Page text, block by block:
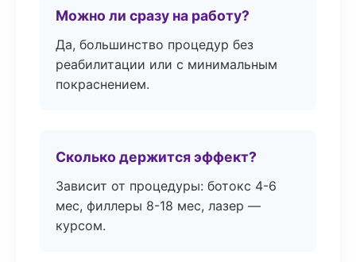
Можно ли сразу на работу?
Да, большинство процедур без
реабилитации или с минимальным
покраснением.
Сколько держится эффект?
Зависит от процедуры: ботокс 4-6
мес, филлеры 8-18 мес, лазер —
курсом.